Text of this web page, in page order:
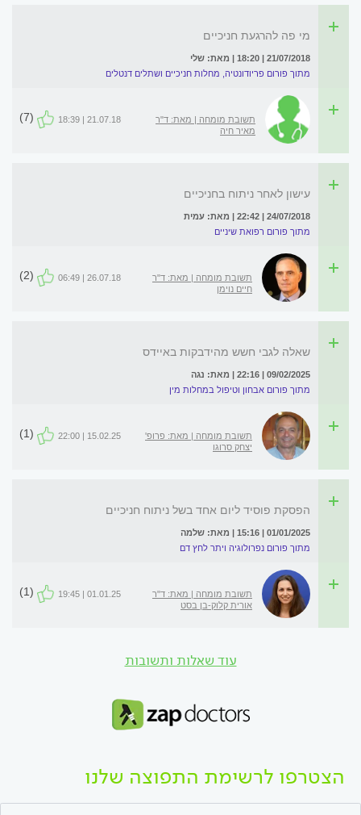
מי פה להרגעת חניכיים
21/07/2018 | 18:20 | מאת: שלי
מתוך פורום פריודונטיה, מחלות חניכיים ושתלים דנטלים
תשובת מומחה | מאת: ד"ר
מאיר חיה
21.07.18 | 18:39
(7)
עישון לאחר ניתוח בחניכיים
24/07/2018 | 22:42 | מאת: עמית
מתוך פורום רפואת שיניים
תשובת מומחה | מאת: ד"ר
חיים נוימן
26.07.18 | 06:49
(2)
שאלה לגבי חשש מהידבקות באיידס
09/02/2025 | 22:16 | מאת: נגה
מתוך פורום אבחון וטיפול במחלות מין
תשובת מומחה | מאת: פרופ'
יצחק סרוגו
15.02.25 | 22:00
(1)
הפסקת פוסיד ליום אחד בשל ניתוח חניכיים
01/01/2025 | 15:16 | מאת: שלמה
מתוך פורום נפרולוגיה ויתר לחץ דם
תשובת מומחה | מאת: ד"ר
אורית קלוק-בן בסט
01.01.25 | 19:45
(1)
עוד שאלות ותשובות
הצטרפו לרשימת התפוצה שלנו